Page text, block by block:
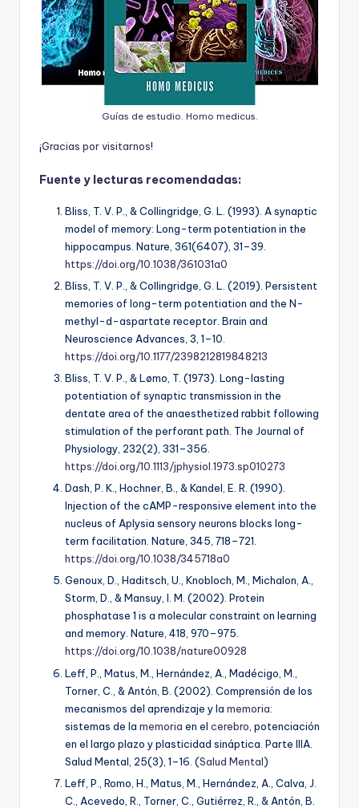
Guías de estudio. Homo medicus.
¡Gracias porvisitarnos!
Fuente y lecturas recomendadas:
Bliss, T. V. P., & Collingridge, G. L. (1993). A synaptic
model of memory: Long-term potentiation in the
hippocampus. Nature, 361(6407), 31–39.
https://doi.org/10.1038/361031a0
Bliss, T. V. P., & Collingridge, G. L. (2019). Persistent
memories of long-term potentiation and the N-
methyl-d-aspartate receptor. Brain and
Neuroscience Advances, 3 , 1–10.
https://doi.org/10.1177/2398212819848213
Bliss, T. V. P., & Lømo, T. (1973). Long-lasting
potentiation of synaptic transmission in the
dentate area of the anaesthetized rabbit following
stimulation of the perforant path. The Journal of
Physiology, 232(2), 331–356.
https://doi.org/10.1113/jphysiol.1973.sp010273
Dash, P. K., Hochner, B., & Kandel, E. R. (1990).
Injection of the cAMP-responsive element into the
nucleus of Aplysia sensory neurons blocks long-
term facilitation. Nature, 345, 718–721.
https://doi.org/10.1038/345718a0
Genoux, D., Haditsch, U., Knobloch, M., Michalon, A.,
Storm, D., & Mansuy, I. M. (2002). Protein
phosphatase 1 is a molecular constraint on learning
and memory. Nature, 418, 970–975.
https://doi.org/10.1038/nature00928
Leff, P., Matus, M., Hernández, A., Madécigo, M.,
Torner, C., & Antón, B. (2002). Comprensión de los
mecanismos del aprendizaje y la memoria:
sistemas de la memoria en el cerebro , potenciación
en el largo plazo y plasticidad sináptica. Parte IIIA.
Salud Mental, 25(3), 1–16. (Salud Mental)
Leff, P., Romo, H., Matus, M., Hernández, A., Calva, J.
C., Acevedo, R., Torner, C., Gutiérrez, R., & Antón, B.